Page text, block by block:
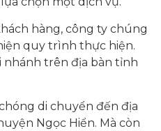
hàng, công ty chúng
quy trình thực hiện.
nhánh trên địa bàn tỉnh
di chuyển đến địa
Ngọc Hiển. Mà còn